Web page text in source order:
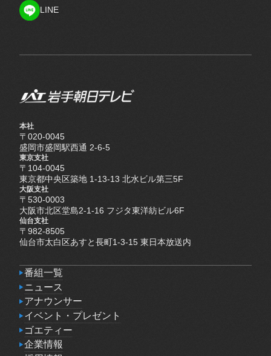
LINE
本社
〒020-0045
盛岡市盛岡駅西通 2-6-5
東京支社
〒104-0045
東京都中央区築地 1-13-13 北水ビル第三5F
大阪支社
〒530-0003
大阪市北区堂島2-1-16 フジタ東洋紡ビル6F
仙台支社
〒982-8505
仙台市太白区あすと長町1-3-15 東日本放送内
番組一覧
番組一覧
ニュース
ニュース
アナウンサー
アナウンサー
イベント・プレゼント
イベント・プレゼント
ゴエティー
ゴエティー
企業情報